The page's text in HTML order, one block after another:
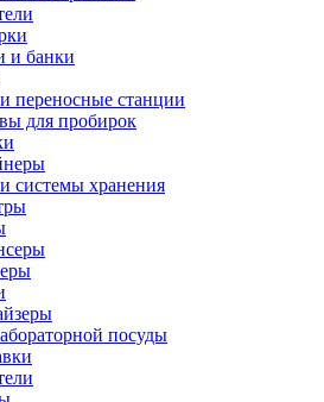
и банки
переносные станции
для пробирок
системы хранения
посуды